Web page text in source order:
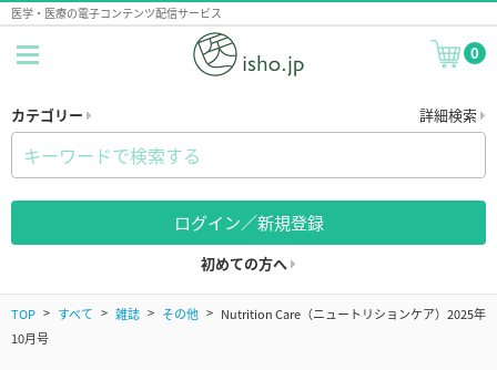
医学・医療の電子コンテンツ配信サービス
0
カテゴリー 詳細検索
ログイン／新規登録
初めての方へ
TOP すべて 雑誌 その他
Nutrition Care（ニュートリションケア）2025年
10月号